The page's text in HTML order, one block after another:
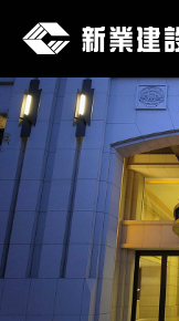
新
業
建
設